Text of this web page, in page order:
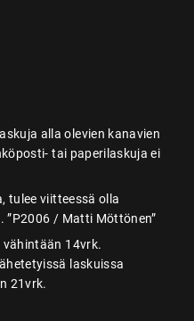
alla olevien kanavien
tai paperilaskuja ei
tulee viitteessä olla
”P2006 / Matti Möttönen”
vähintään 14vrk.
laskuissa
21vrk.